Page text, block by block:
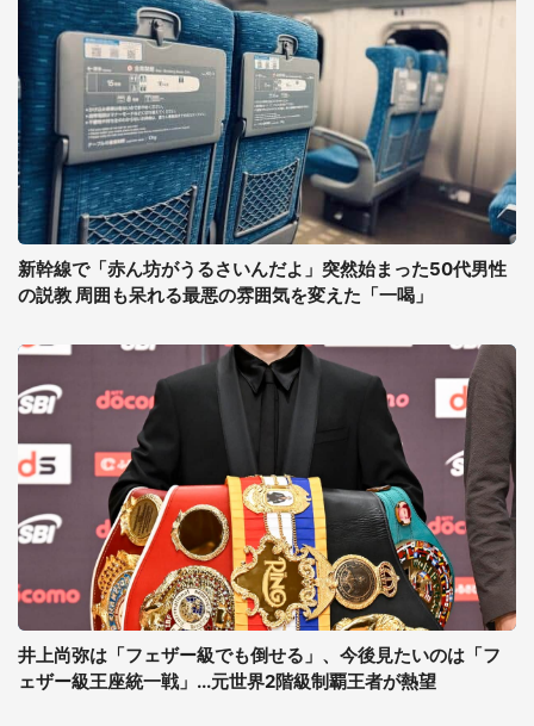
新幹線で「赤ん坊がうるさいんだよ」突然始まった50代男性
の説教 周囲も呆れる最悪の雰囲気を変えた「一喝」
井上尚弥は「フェザー級でも倒せる」、今後見たいのは「フ
ェザー級王座統一戦」...元世界2階級制覇王者が熱望